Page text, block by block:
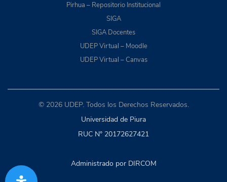
Pirhua – Repositorio Institucional
SIGA
SIGA Docentes
UDEP Virtual – Moodle
UDEP Virtual – Canvas
© 2026 UDEP. Todos los Derechos Reservados.
Universidad de Piura
RUC N° 20172627421
Administrado por DIRCOM